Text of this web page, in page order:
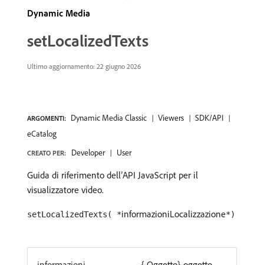
Dynamic Media
setLocalizedTexts
Ultimo aggiornamento: 22 giugno 2026
ARGOMENTI: Dynamic Media Classic Viewers
SDK/API
eCatalog
CREATO PER: Developer User
Guida di riferimento dell’API JavaScript per il
visualizzatore video.
setLocalizedTexts( *informazioniLocalizzazione*)